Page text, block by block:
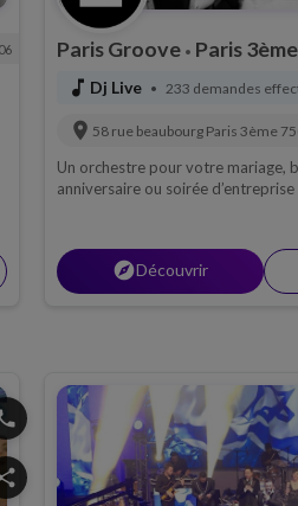
Paris Groove • Paris 3ème
music_note Dj Live • 233 demandes
location_on 58 rue beaubourg Paris 3ème
Un orchestre pour votre mariage,
anniversaire ou soirée
explorerDécouvrir